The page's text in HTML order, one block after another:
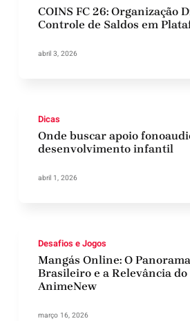
COINS FC 26: Organização
Controle de Saldos em
abril 3, 2026
Dicas
Onde buscar apoio
desenvolvimento infantil
abril 1, 2026
Desafios e Jogos
Mangás Online: O
Brasileiro e a Relevância
AnimeNew
março 16, 2026